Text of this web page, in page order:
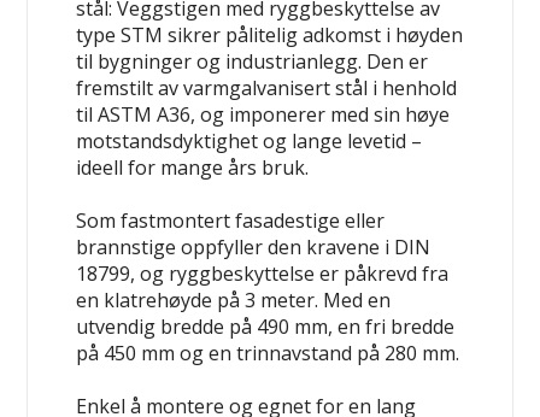
stål: Veggstigen med ryggbeskyttelse av
type STM sikrer pålitelig adkomst i høyden
til bygninger og industrianlegg. Den er
fremstilt av varmgalvanisert stål i henhold
til ASTM A36, og imponerer med sin høye
motstandsdyktighet og lange levetid –
ideell for mange års bruk.
Som fastmontert fasadestige eller
brannstige oppfyller den kravene i DIN
18799, og ryggbeskyttelse er påkrevd fra
en klatrehøyde på 3 meter. Med en
utvendig bredde på 490 mm, en fri bredde
på 450 mm og en trinnavstand på 280 mm.
Enkel å montere og egnet for en lang